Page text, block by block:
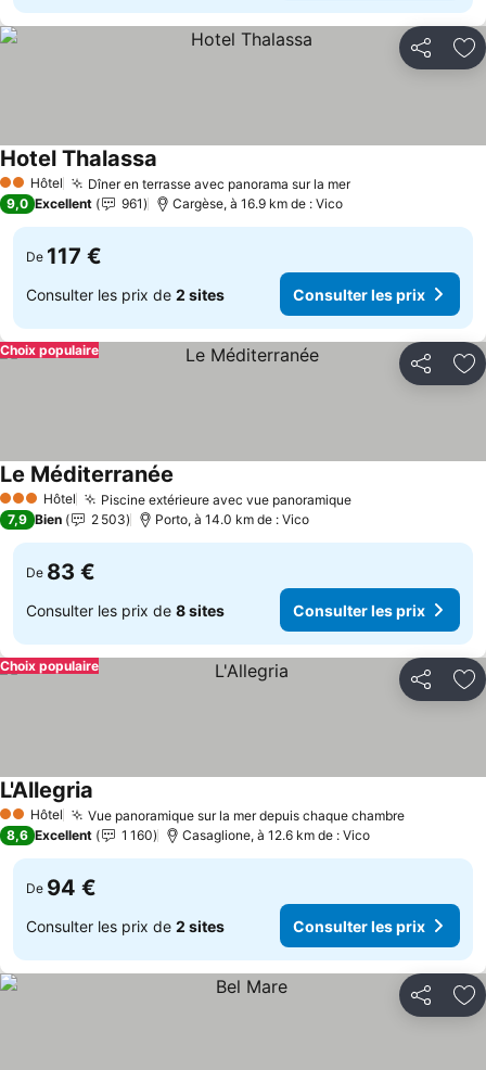
Partager
2 Étoiles
Hôtel Dîner en terrasse avec panorama sur la merConsulter les
Hotel Thalassa
9,0 Excellent 961 Cargèse, à 16.9 km de : Vico
De 117 €
Consulter les prix de 2 sites Consulter les prix
Partager
Choix populaire
3 ÉtoilesHôtel Piscine extérieure avec vue panoramiqueConsulter les
Le Méditerranée
7,9 Bien 2 503 Porto, à 14.0 km de : Vico
De 83 €
Consulter les prix de 8 sites Consulter les prix
Partager
Choix populaire
2 Étoiles
Hôtel Vue panoramique sur la mer depuis chaque chambre
L'Allegria
8,6 Excellent 1 160 Casaglione, à 12.6 km de : Vico
De 94 €
Consulter les prix de 2 sites Consulter les prix
Partager